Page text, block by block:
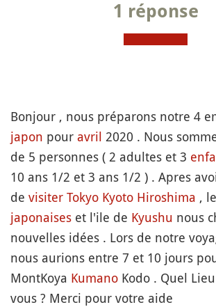
1 réponse
Bonjour , nous préparons notre 4
japon pour avril 2020 . Nous
de 5 personnes ( 2 adultes et 3
10 ans 1/2 et 3 ans 1/2 ) . Apres
de visiter Tokyo Kyoto Hiroshima ,
japonaises et l'ile de Kyushu nous
nouvelles idées . Lors de notre
nous aurions entre 7 et 10 jours
MontKoya Kumano Kodo . Quel
vous ? Merci pour votre aide